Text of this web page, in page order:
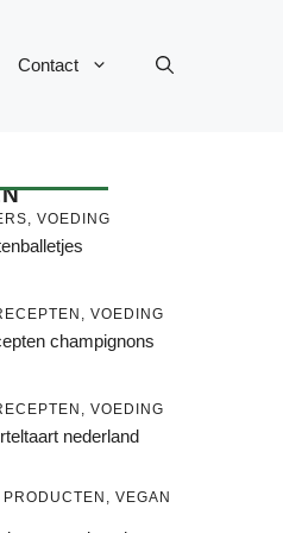
Contact
, VOEDING
, VOEDING
champignons
, VOEDING
nederland
, VEGAN